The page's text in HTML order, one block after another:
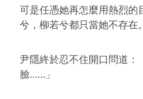
可是任憑她再怎麼用熱烈的
兮，柳若兮都只當她不存在。
尹隱終於忍不住開口問道：
臉……」